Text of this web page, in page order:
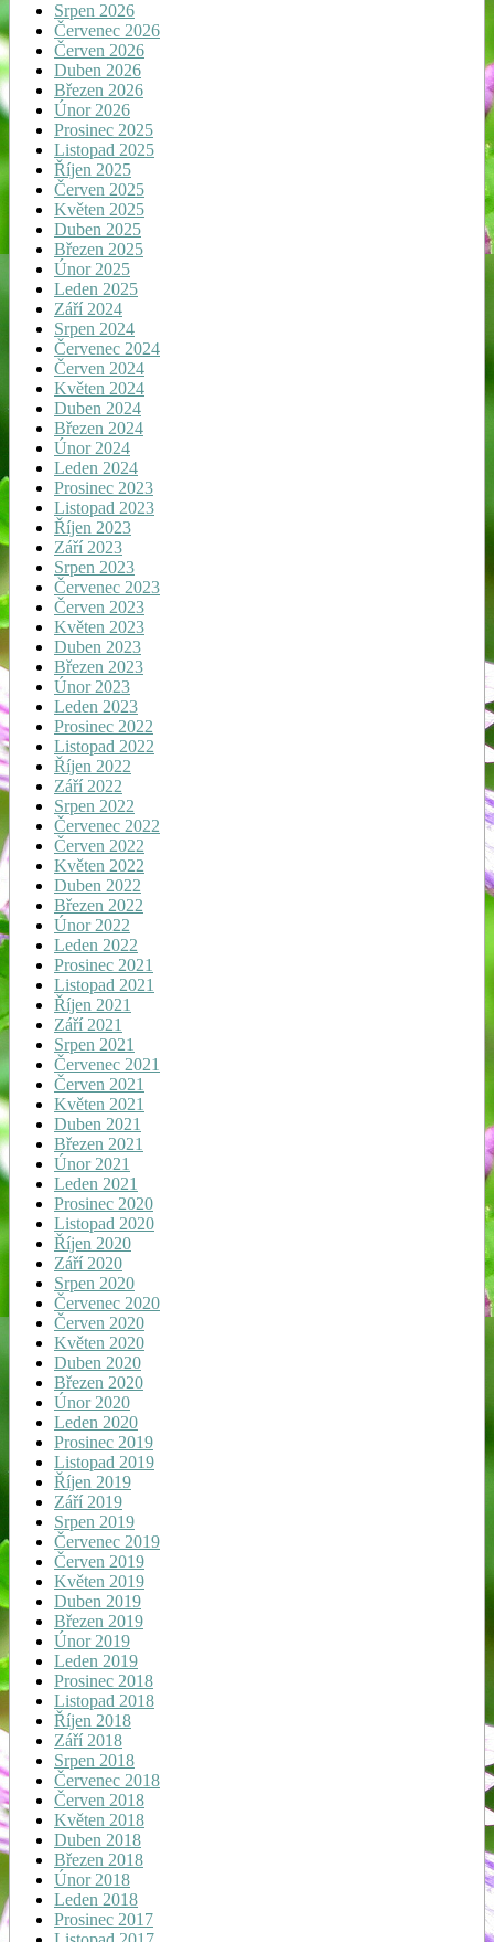
Srpen 2026
Červenec 2026
Červen 2026
Duben 2026
Březen 2026
Únor 2026
Prosinec 2025
Listopad 2025
Říjen 2025
Červen 2025
Květen 2025
Duben 2025
Březen 2025
Únor 2025
Leden 2025
Září 2024
Srpen 2024
Červenec 2024
Červen 2024
Květen 2024
Duben 2024
Březen 2024
Únor 2024
Leden 2024
Prosinec 2023
Listopad 2023
Říjen 2023
Září 2023
Srpen 2023
Červenec 2023
Červen 2023
Květen 2023
Duben 2023
Březen 2023
Únor 2023
Leden 2023
Prosinec 2022
Listopad 2022
Říjen 2022
Září 2022
Srpen 2022
Červenec 2022
Červen 2022
Květen 2022
Duben 2022
Březen 2022
Únor 2022
Leden 2022
Prosinec 2021
Listopad 2021
Říjen 2021
Září 2021
Srpen 2021
Červenec 2021
Červen 2021
Květen 2021
Duben 2021
Březen 2021
Únor 2021
Leden 2021
Prosinec 2020
Listopad 2020
Říjen 2020
Září 2020
Srpen 2020
Červenec 2020
Červen 2020
Květen 2020
Duben 2020
Březen 2020
Únor 2020
Leden 2020
Prosinec 2019
Listopad 2019
Říjen 2019
Září 2019
Srpen 2019
Červenec 2019
Červen 2019
Květen 2019
Duben 2019
Březen 2019
Únor 2019
Leden 2019
Prosinec 2018
Listopad 2018
Říjen 2018
Září 2018
Srpen 2018
Červenec 2018
Červen 2018
Květen 2018
Duben 2018
Březen 2018
Únor 2018
Leden 2018
Prosinec 2017